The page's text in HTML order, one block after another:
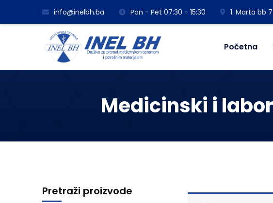
info@inelbh.ba Pon - Pet 07:30 - 15:30 1. Marta bb
Početna
Medicinski i
Pretraži proizvode